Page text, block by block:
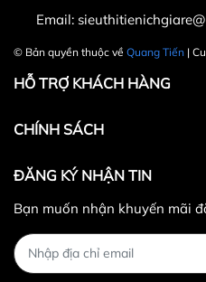
Máy có trang bị
luyện các bài tập
Máy thiết kế khá
đặt dọc là 136 x
2. Hình ảnh sản
Email:
© Bản quyền thuộc về Quang Tiến |
HỖ TRỢ KHÁCH HÀNG
CHÍNH SÁCH
ĐĂNG KÝ NHẬN TIN
Bạn muốn nhận khuyến mãi